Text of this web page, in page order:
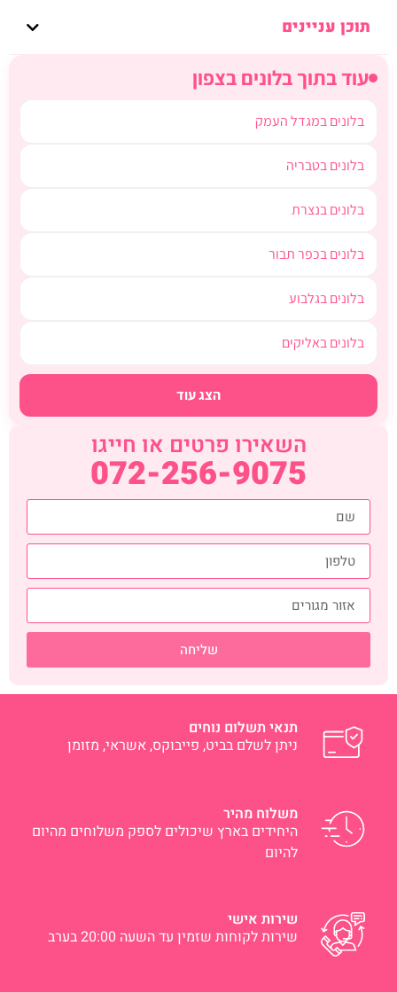
תוכן עניינים
עוד בתוך בלונים בצפון
בלונים במגדל העמק
בלונים בטבריה
בלונים בנצרת
בלונים בכפר תבור
בלונים בגלבוע
בלונים באליקים
הצג עוד
השאירו פרטים או חייגו
072-256-9075
שליחה
תנאי תשלום נוחים
ניתן לשלם בביט, פייבוקס, אשראי, מזומן
משלוח מהיר
היחידים בארץ שיכולים לספק משלוחים מהיום
להיום
שירות אישי
שירות לקוחות שזמין עד השעה 20:00 בערב